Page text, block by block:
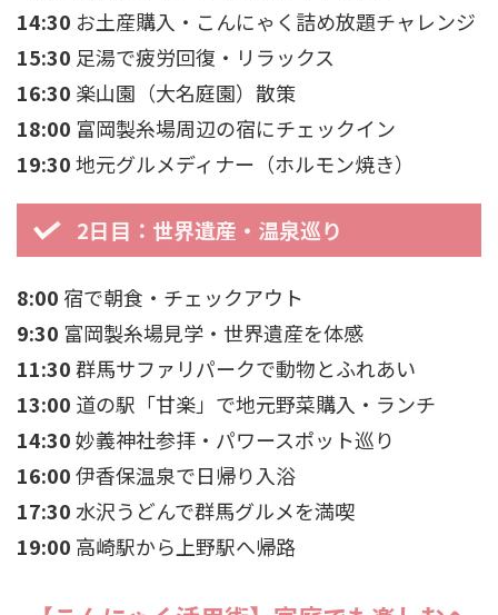
14:30 お土産購入・こんにゃく詰め放題チャレンジ
15:30 足湯で疲労回復・リラックス
16:30 楽山園（大名庭園）散策
18:00 富岡製糸場周辺の宿にチェックイン
19:30地元グルメディナー（ホルモン焼き）
2日目：世界遺産・温泉巡り
8:00 宿で朝食・チェックアウト
9:30 富岡製糸場見学・世界遺産を体感
11:30群馬サファリパークで動物とふれあい
13:00 道の駅「甘楽」で地元野菜購入・ランチ
14:30妙義神社参拝・パワースポット巡り
16:00伊香保温泉で日帰り入浴
17:30水沢うどんで群馬グルメを満喫
19:00 高崎駅から上野駅へ帰路